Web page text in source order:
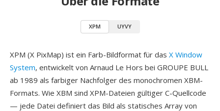
XPM UYVY
XPM (X PixMap) ist ein Farb-Bildformat für das X Window
System, entwickelt von Arnaud Le Hors bei GROUPE BULL
ab 1989 als farbiger Nachfolger des monochromen XBM-
Formats. Wie XBM sind XPM-Dateien gültiger C-Quellcode
— jede Datei definiert das Bild als statisches Array von